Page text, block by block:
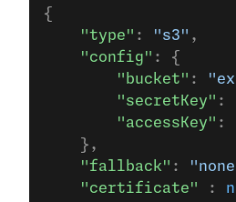
{
    "type"
: "s3" ,
    "config"
: {
        "bucket"
:
        "secretKey"
:
        "accessKey"
:
    },
    "fallback"
:
    "certificate"
: